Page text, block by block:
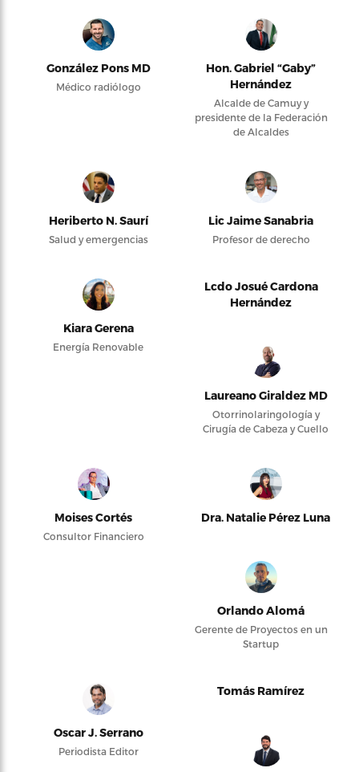
González Pons MD
Médico radiólogo
Hon. Gabriel “Gaby”
Hernández
Alcalde de Camuy y
presidente de la Federación
de Alcaldes
Heriberto N. Saurí
Salud y emergencias
Lic Jaime Sanabria
Profesor de derecho
Kiara Gerena
Energía Renovable
Lcdo Josué Cardona
Hernández
Laureano Giraldez MD
Otorrinolaringología y
Cirugía de Cabeza y Cuello
Moises Cortés
Consultor Financiero
Dra. Natalie Pérez Luna
Orlando Alomá
Gerente de Proyectos en un
Startup
Oscar J. Serrano
Periodista Editor
Tomás Ramírez